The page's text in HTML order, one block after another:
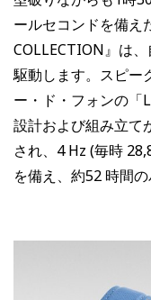
ールセコンドを備え
COLLECTION』は
駆動します。スピー
ー・ド・フォンの
設計および組み立て
され、4 Hz (毎時
を備え、約52 時間